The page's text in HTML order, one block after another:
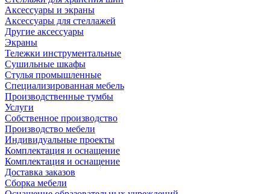
Аксессуары и экраны
Аксессуары для стеллажей
Другие аксессуары
Экраны
Тележки инструментальные
Сушильные шкафы
Стулья промышленные
Специализированная мебель
Производственные тумбы
Услуги
Собственное производство
Производство мебели
Индивидуальные проекты
Комплектация и оснащение
Комплектация и оснащение
Доставка заказов
Сборка мебели